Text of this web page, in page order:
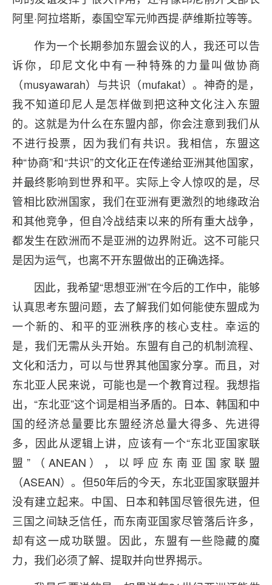
阿里·阿拉塔斯，泰国空军元帅西提·萨维斯拉等等。
作为一个长期参加东盟会议的人，我还可以告
诉你，印尼文化中有一种特殊的力量叫做协商
（musyawarah）与共识（mufakat）。神奇的是，
我不知道印尼人是怎样做到把这种文化注入东盟
的。这就是为什么在东盟内部，你会注意到我们从
不进行投票，因为我们有共识。我相信，东盟这
种“协商”和“共识”的文化正在传递给亚洲其他国家，
并最终影响到世界和平。实际上令人惊叹的是，尽
管相比欧洲国家，我们在亚洲有更激烈的地缘政治
和其他竞争，但自冷战结束以来的所有重大战争，
都发生在欧洲而不是亚洲的边界附近。这不可能只
是因为运气，也离不开东盟做出的正确选择。
因此，我希望“思想亚洲”在今后的工作中，能够
认真思考东盟问题，去了解我们如何能使东盟成为
一个新的、和平的亚洲秩序的核心支柱。幸运的
是，我们无需从头开始。东盟有自己的机制流程、
文化和活力，可以与世界其他国家分享。而且，对
东北亚人民来说，可能也是一个教育过程。我想指
出，“东北亚”这个词是相当矛盾的。日本、韩国和中
国的经济总量要比东盟经济总量大得多、先进得
多，因此从逻辑上讲，应该有一个“东北亚国家联
盟”（ANEAN），以呼应东南亚国家联盟
（ASEAN）。但50年后的今天，东北亚国家联盟并
没有建立起来。中国、日本和韩国尽管很先进，但
三国之间缺乏信任，而东南亚国家尽管落后许多，
却有这一成功联盟。因此，东盟有一些隐藏的魔
力，我们必须了解、提取并向世界揭示。